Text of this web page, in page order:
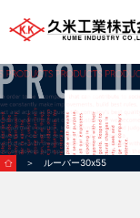
＞ ルーバー30x55